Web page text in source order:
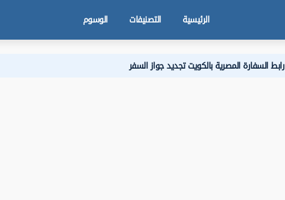
الرئيسية التصنيفات الوسوم
رابط السفارة المصرية بالكويت تجديد جواز السفر